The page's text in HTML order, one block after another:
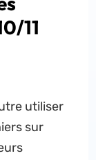
11
utiliser
sur